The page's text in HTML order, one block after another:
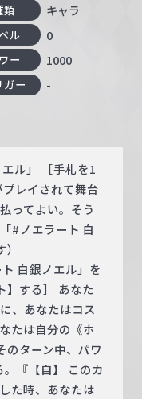
類 キャラ
ル 0
ー 1000
ガー -
ル」 ［手札を1
レイされて舞台
ってよい。そう
#ノエラート 白
白銀ノエル」を
】する］ あなた
、あなたはコス
たは自分の《ホ
のターン中、パワ
『【自】 このカ
た時、あなたは